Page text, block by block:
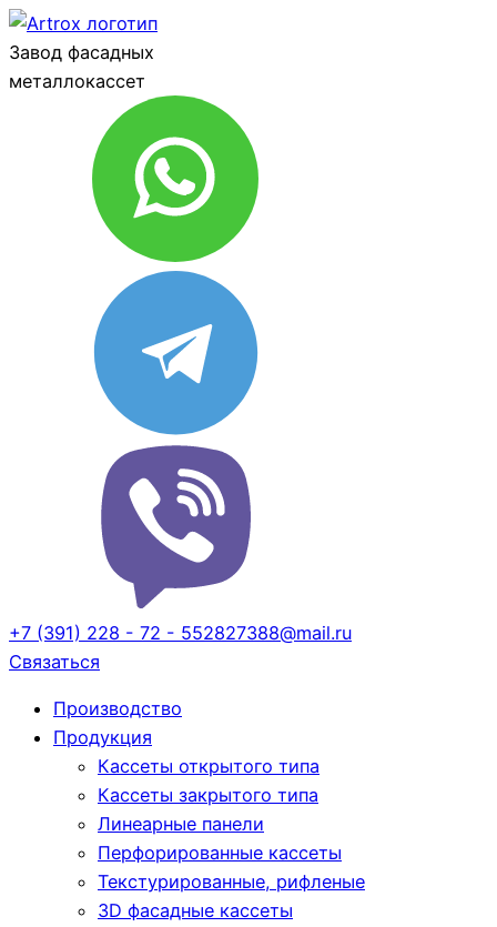
Завод фасадных
металлокассет
+7 (391) 228 - 72 - 552827388@mail.ru
Cвязаться
Производство
Продукция
Кассеты открытого типа
Кассеты закрытого типа
Линеарные панели
Перфорированные кассеты
Текстурированные, рифленые
3D фасадные кассеты